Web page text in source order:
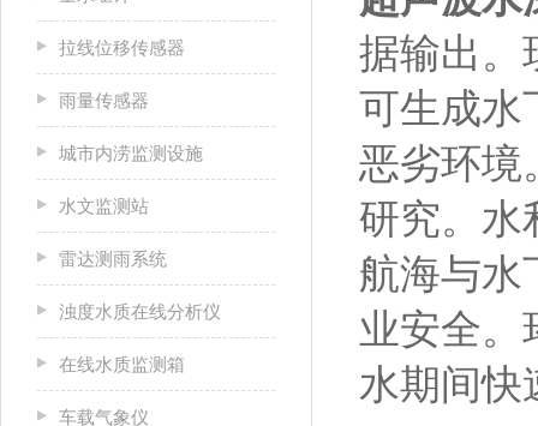
拉线位移传感器
雨量传感器
城市内涝监测设施
水文监测站
雷达测雨系统
浊度水质在线分析仪
在线水质监测箱
车载气象仪
据输出。
可生成水
恶劣环境
研究。水
航海与水
业安全。
水期间快